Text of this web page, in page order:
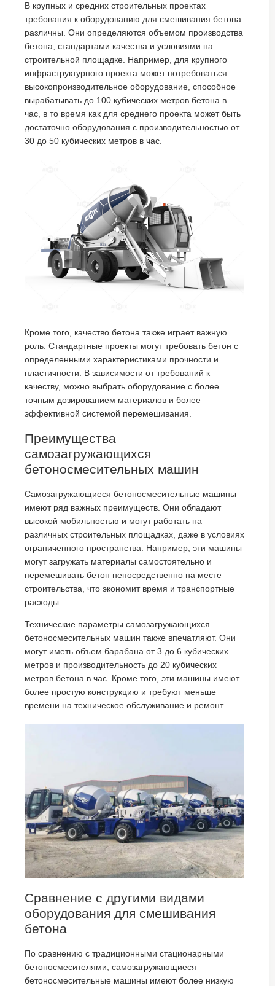
В крупных и средних строительных проектах
требования к оборудованию для смешивания бетона
различны. Они определяются объемом производства
бетона, стандартами качества и условиями на
строительной площадке. Например, для крупного
инфраструктурного проекта может потребоваться
высокопроизводительное оборудование, способное
вырабатывать до 100 кубических метров бетона в
час, в то время как для среднего проекта может быть
достаточно оборудования с производительностью от
30 до 50 кубических метров в час.
Кроме того, качество бетона также играет важную
роль. Стандартные проекты могут требовать бетон с
определенными характеристиками прочности и
пластичности. В зависимости от требований к
качеству, можно выбрать оборудование с более
точным дозированием материалов и более
эффективной системой перемешивания.
Преимущества
самозагружающихся
бетоносмесительных машин
Самозагружающиеся бетоносмесительные машины
имеют ряд важных преимуществ. Они обладают
высокой мобильностью и могут работать на
различных строительных площадках, даже в условиях
ограниченного пространства. Например, эти машины
могут загружать материалы самостоятельно и
перемешивать бетон непосредственно на месте
строительства, что экономит время и транспортные
расходы.
Технические параметры самозагружающихся
бетоносмесительных машин также впечатляют. Они
могут иметь объем барабана от 3 до 6 кубических
метров и производительность до 20 кубических
метров бетона в час. Кроме того, эти машины имеют
более простую конструкцию и требуют меньше
времени на техническое обслуживание и ремонт.
Сравнение с другими видами
оборудования для смешивания
бетона
По сравнению с традиционными стационарными
бетоносмесителями, самозагружающиеся
бетоносмесительные машины имеют более низкую